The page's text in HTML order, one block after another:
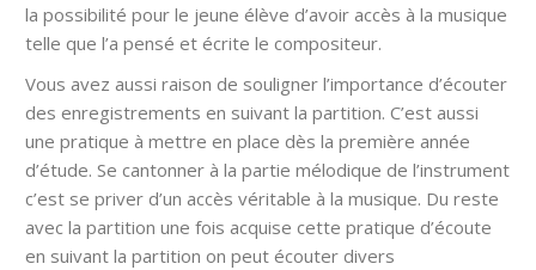
la possibilité pour le jeune élève d’avoir accès à la musique
telle que l’a pensé et écrite le compositeur.
Vous avez aussi raison de souligner l’importance d’écouter
des enregistrements en suivant la partition. C’est aussi
une pratique à mettre en place dès la première année
d’étude. Se cantonner à la partie mélodique de l’instrument
c’est se priver d’un accès véritable à la musique. Du reste
avec la partition une fois acquise cette pratique d’écoute
en suivant la partition on peut écouter divers